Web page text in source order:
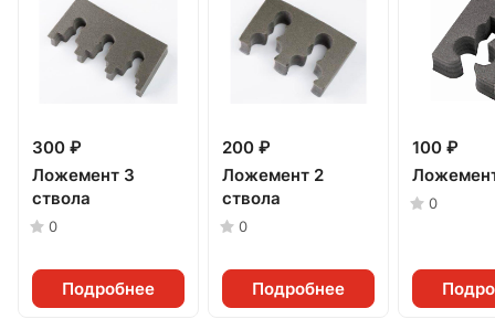
300 ₽
Ложемент 3
ствола
0
Подробнее
200 ₽
Ложемент 2
ствола
0
Подробнее
100 ₽
0